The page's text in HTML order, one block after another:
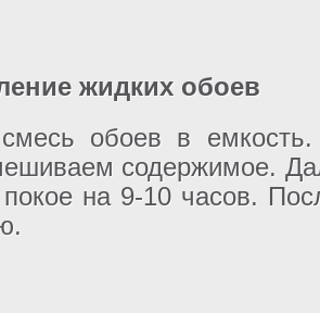
жидких обоев
обоев в
содержимое.
на 9-10 часов.